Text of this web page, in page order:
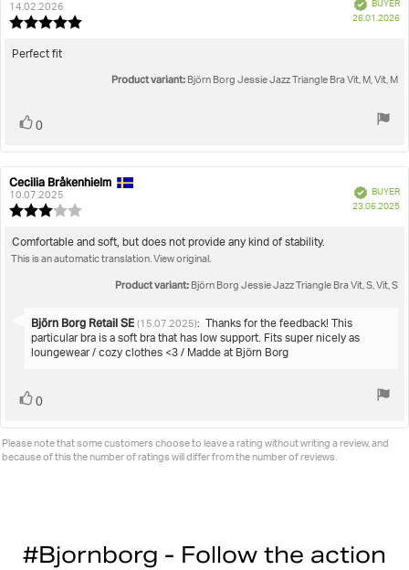
Jessie Jazz Triangle Bra
author:
14.02.2026
VerifiedBUYER
26.01.2026
Review
Perfect fit
Product variant: Björn Borg Jessie Jazz Triangle Bra Vit, M, Vit, M
Vote
0
Review
author:
Cecilia Bråkenhielm
10.07.2025
3.0
out
VerifiedBUYER
23.06.2025
Review
text:
Comfortable and soft, but does not provide any kind of stability.
This is an automatic translation. View original.
Product variant: Björn Borg Jessie Jazz Triangle Bra Vit, S, Vit, S
Reply
from:
Björn Borg Retail SE (15.07.2025):
Thanks for the feedback! This
particular bra is a soft bra that has low support. Fits super nicely as
loungewear / cozy clothes <3 / Madde at Björn Borg
Vote
0
Please note that some customers choose to leave a rating without writing a review, and
because of this the number of ratings will differ from the number of reviews.
#Bjornborg - Follow the action